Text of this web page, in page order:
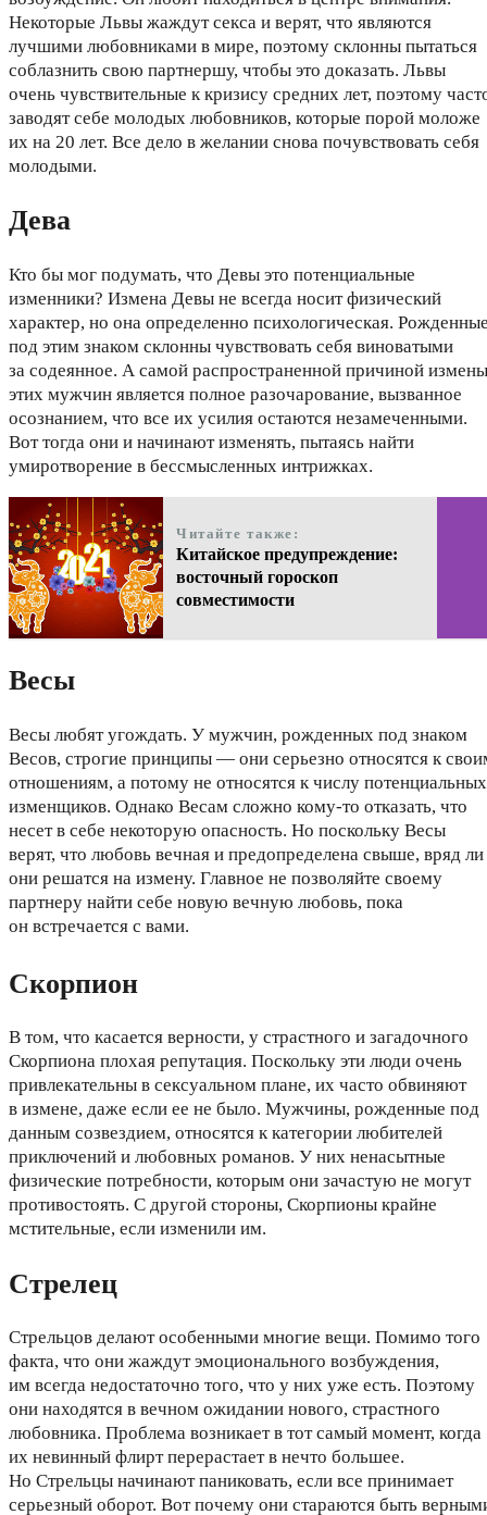
Некоторые Львы жаждут секса и верят, что являются
лучшими любовниками в мире, поэтому склонны пытаться
соблазнить свою партнершу, чтобы это доказать. Львы
очень чувствительные к кризису средних лет, поэтому
заводят себе молодых любовников, которые порой моложе
их на 20 лет. Все дело в желании снова почувствовать себя
молодыми.
Дева
Кто бы мог подумать, что Девы это потенциальные
изменники? Измена Девы не всегда носит физический
характер, но она определенно психологическая.
под этим знаком склонны чувствовать себя виноватыми
за содеянное. А самой распространенной причиной измены
этих мужчин является полное разочарование, вызванное
осознанием, что все их усилия остаются незамеченными.
Вот тогда они и начинают изменять, пытаясь найти
умиротворение в бессмысленных интрижках.
Читайте также:
Китайское предупреждение:
восточный гороскоп
совместимости
Весы
Весы любят угождать. У мужчин, рожденных под знаком
Весов, строгие принципы — они серьезно относятся к
отношениям, а потому не относятся к числу потенциальных
изменщиков. Однако Весам сложно кому-то отказать, что
несет в себе некоторую опасность. Но поскольку Весы
верят, что любовь вечная и предопределена свыше, вряд ли
они решатся на измену. Главное не позволяйте своему
партнеру найти себе новую вечную любовь, пока
он встречается с вами.
Скорпион
В том, что касается верности, у страстного и загадочного
Скорпиона плохая репутация. Поскольку эти люди очень
привлекательны в сексуальном плане, их часто обвиняют
в измене, даже если ее не было. Мужчины, рожденные под
данным созвездием, относятся к категории любителей
приключений и любовных романов. У них ненасытные
физические потребности, которым они зачастую не могут
противостоять. С другой стороны, Скорпионы крайне
мстительные, если изменили им.
Стрелец
Стрельцов делают особенными многие вещи. Помимо того
факта, что они жаждут эмоционального возбуждения,
им всегда недостаточно того, что у них уже есть. Поэтому
они находятся в вечном ожидании нового, страстного
любовника. Проблема возникает в тот самый момент, когда
их невинный флирт перерастает в нечто большее.
Но Стрельцы начинают паниковать, если все принимает
серьезный оборот. Вот почему они стараются быть